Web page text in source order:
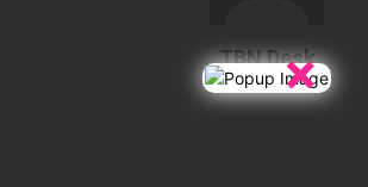
×
TBN Desk